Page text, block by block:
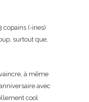
copains (-ines)
surtout que,
à même
avec
cool